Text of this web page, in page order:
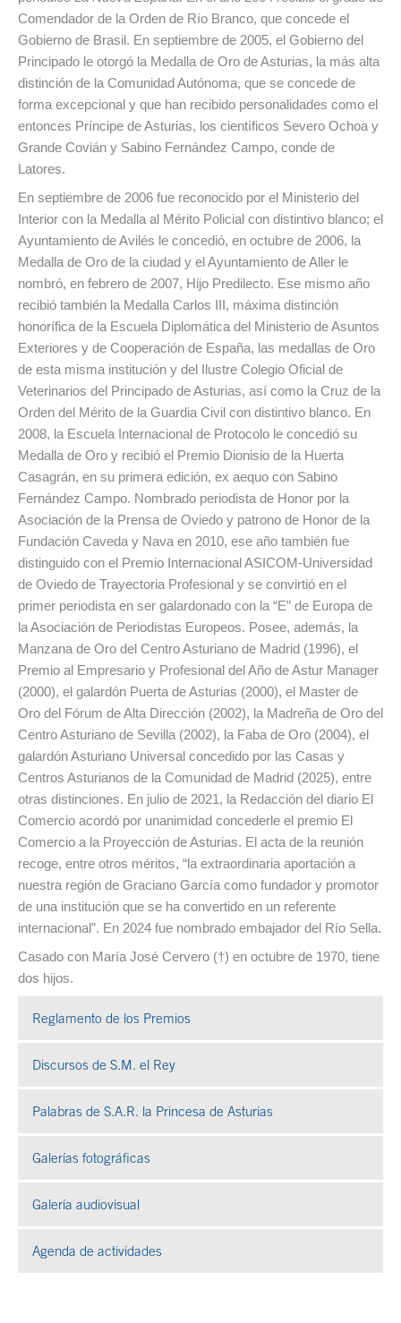
Comendador de la Orden de Río Branco, que concede el
Gobierno de Brasil. En septiembre de 2005, el Gobierno del
Principado le otorgó la Medalla de Oro de Asturias, la más alta
distinción de la Comunidad Autónoma, que se concede de
forma excepcional y que han recibido personalidades como el
entonces Príncipe de Asturias, los científicos Severo Ochoa y
Grande Covián y Sabino Fernández Campo, conde de
Latores.
En septiembre de 2006 fue reconocido por el Ministerio del
Interior con la Medalla al Mérito Policial con distintivo blanco; el
Ayuntamiento de Avilés le concedió, en octubre de 2006, la
Medalla de Oro de la ciudad y el Ayuntamiento de Aller le
nombró, en febrero de 2007, Hijo Predilecto. Ese mismo año
recibió también la Medalla Carlos III, máxima distinción
honorífica de la Escuela Diplomática del Ministerio de Asuntos
Exteriores y de Cooperación de España, las medallas de Oro
de esta misma institución y del Ilustre Colegio Oficial de
Veterinarios del Principado de Asturias, así como la Cruz de la
Orden del Mérito de la Guardia Civil con distintivo blanco. En
2008, la Escuela Internacional de Protocolo le concedió su
Medalla de Oro y recibió el Premio Dionisio de la Huerta
Casagrán, en su primera edición, ex aequo con Sabino
Fernández Campo. Nombrado periodista de Honor por la
Asociación de la Prensa de Oviedo y patrono de Honor de la
Fundación Caveda y Nava en 2010, ese año también fue
distinguido con el Premio Internacional ASICOM-Universidad
de Oviedo de Trayectoria Profesional y se convirtió en el
primer periodista en ser galardonado con la “E” de Europa de
la Asociación de Periodistas Europeos. Posee, además, la
Manzana de Oro del Centro Asturiano de Madrid (1996), el
Premio al Empresario y Profesional del Año de Astur Manager
(2000), el galardón Puerta de Asturias (2000), el Master de
Oro del Fórum de Alta Dirección (2002), la Madreña de Oro del
Centro Asturiano de Sevilla (2002), la Faba de Oro (2004), el
galardón Asturiano Universal concedido por las Casas y
Centros Asturianos de la Comunidad de Madrid (2025), entre
otras distinciones. En julio de 2021, la Redacción del diario El
Comercio acordó por unanimidad concederle el premio El
Comercio a la Proyección de Asturias. El acta de la reunión
recoge, entre otros méritos, “la extraordinaria aportación a
nuestra región de Graciano García como fundador y promotor
de una institución que se ha convertido en un referente
internacional”. En 2024 fue nombrado embajador del Río Sella.
Casado con María José Cervero (†) en octubre de 1970, tiene
dos hijos.
Reglamento de los Premios
Discursos de S.M. el Rey
Palabras de S.A.R. la Princesa de Asturias
Galerías fotográficas
Galería audiovisual
Agenda de actividades